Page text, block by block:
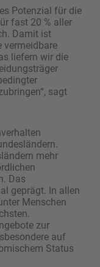
Potenzial für die
fast 20 % aller
Damit ist
vermeidbare
liefern wir die
sagt
mehr
Das
geprägt. In allen
Menschen
zur
auf
Status